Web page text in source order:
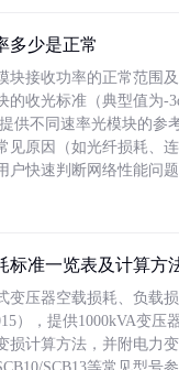
多少是正常
块接收功率的正常范围
的收光标准（典型值为-
供不同速率光模块的参
见原因（如光纤损耗、
户快速判断网络性能问题
标准一览表及计算方
变压器空载损耗、负载
），提供1000kVA变压
损计算方法，并附电力